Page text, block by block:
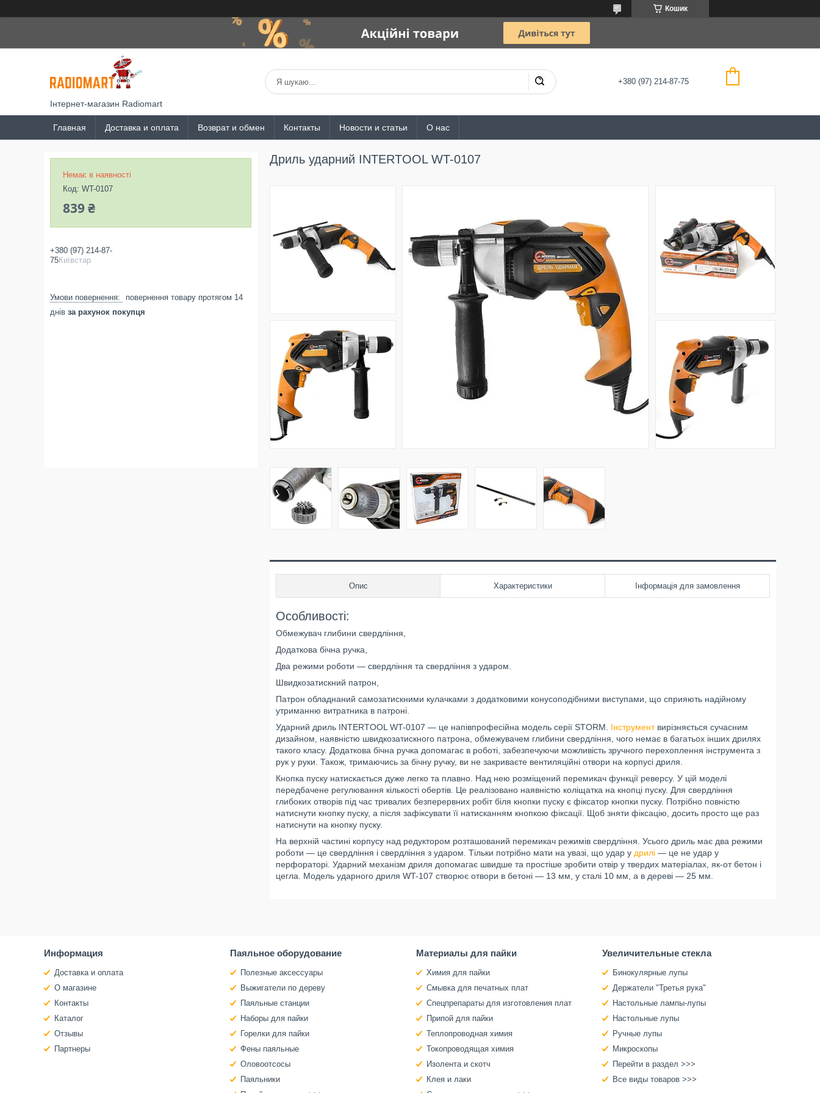
Кошик
Інтернет-магазин Radiomart
+380 (97) 214-87-75
Главная Доставка и оплата Возврат и обмен Контакты Новости и статьи О нас
Дриль ударний INTERTOOL WT-0107
Опис Характеристики Інформація для замовлення
Особливості:
Обмежувач глибини свердління,
Додаткова бічна ручка,
Два режими роботи — свердління та свердління з ударом.
Швидкозатискний патрон,
Патрон обладнаний самозатискними кулачками з додатковими конусоподібними виступами, що сприяють надійному
утриманню витратника в патроні.
Ударний дриль INTERTOOL WT-0107 — це напівпрофесійна модель серії STORM. Інструментвирізняється сучасним
дизайном, наявністю швидкозатискного патрона, обмежувачем глибини свердління, чого немає в багатьох інших дрилях
такого класу. Додаткова бічна ручка допомагає в роботі, забезпечуючи можливість зручного перехоплення інструмента з
рук у руки. Також, тримаючись за бічну ручку, ви не закриваєте вентиляційні отвори на корпусі дриля.
Кнопка пуску натискається дуже легко та плавно. Над нею розміщений перемикач функції реверсу. У цій моделі
передбачене регулювання кількості обертів. Це реалізовано наявністю коліщатка на кнопці пуску. Для свердління
глибоких отворів під час тривалих безперервних робіт біля кнопки пуску є фіксатор кнопки пуску. Потрібно повністю
натиснути кнопку пуску, а після зафіксувати її натисканням кнопкою фіксації. Щоб зняти фіксацію, досить просто ще раз
натиснути на кнопку пуску.
На верхній частині корпусу над редуктором розташований перемикач режимів свердління. Усього дриль має два режими
роботи — це свердління і свердління з ударом. Тільки потрібно мати на увазі, що удар у дрилі — це не удар у
перфораторі. Ударний механізм дриля допомагає швидше та простіше зробити отвір у твердих матеріалах, як-от бетон і
цегла. Модель ударного дриля WT-107 створює отвори в бетоні — 13 мм, у сталі 10 мм, а в дереві — 25 мм.
Немає в наявності
Код: WT-0107
839 ₴
+380 (97) 214-87-
75Київстар
повернення товару протягом 14
днів за рахунок покупця
Информация
Доставка и оплата
О магазине
Контакты
Каталог
Отзывы
Партнеры
Паяльное оборудование
Полезные аксессуары
Выжигатели по дереву
Паяльные станции
Наборы для пайки
Горелки для пайки
Фены паяльные
Оловоотсосы
Паяльники
Материалы для пайки
Химия для пайки
Смывка для печатных плат
Спецпрепараты для изготовления плат
Припой для пайки
Теплопроводная химия
Токопроводящая химия
Изолента и скотч
Клея и лаки
Увеличительные стекла
Бинокулярные лупы
Держатели "Третья рука"
Настольные лампы-лупы
Настольные лупы
Ручные лупы
Микроскопы
Перейти в раздел >>>
Все виды товаров >>>